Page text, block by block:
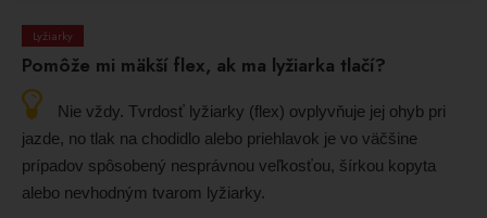
Lyžiarky
Pomôže mi mäkší flex, ak ma lyžiarka tlačí?
Nie vždy. Tvrdosť lyžiarky (flex) ovplyvňuje jej ohyb pri
jazde, no tlak na chodidlo alebo priehlavok je vo väčšine
prípadov spôsobený nesprávnou veľkosťou, šírkou kopyta
alebo nevhodným tvarom lyžiarky.